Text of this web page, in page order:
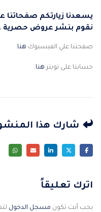
يسعدنا زيارتكم صفحاتنا
نقوم بنشر عروض حصرية
صفحتنا علي الفيسبوك هنا.
حسابنا على تويتر هنا.
شارك هذا
اترك تعليقاً
يجب أنت تكون مسجل الدخول